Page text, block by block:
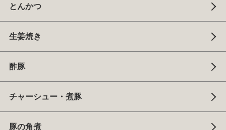
とんかつ
生姜焼き
酢豚
チャーシュー・煮豚
豚の角煮